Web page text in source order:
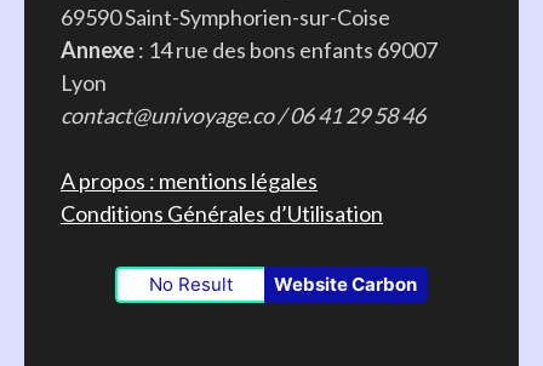
69590 Saint-Symphorien-sur-Coise
Annexe: 14 rue des bons enfants 69007
Lyon
contact@univoyage.co / 06 41 29 58 46
A propos : mentions légales
Conditions Générales d’Utilisation
No Result Website Carbon